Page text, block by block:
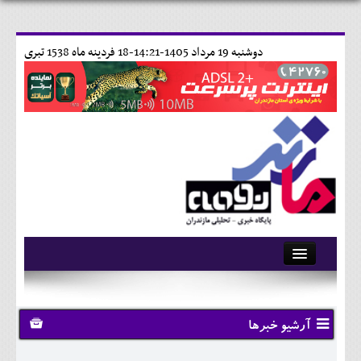
18 فردينه ماه 1538 تبری دوشنبه 19 مرداد 1405-14:21-
آرشیو
تماس با ما
وبلاگ
آرشیو خبرها